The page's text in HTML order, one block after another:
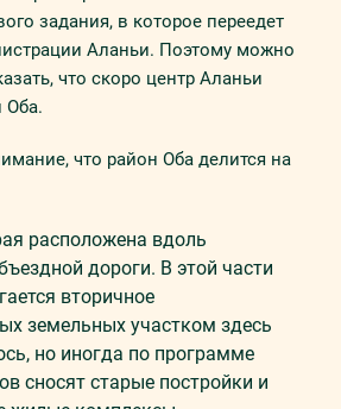
задания, в которое переедет
Аланьи. Поэтому можно
что скоро центр Аланьи
Оба.
что район Оба делится на
расположена вдоль
дороги. В этой части
вторичное
земельных участком здесь
но иногда по программе
сносят старые постройки и